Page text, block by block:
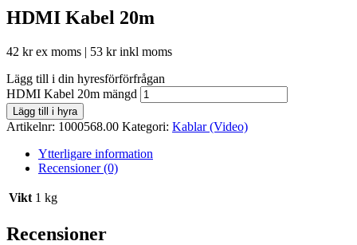
HDMI Kabel 20m
42 krex moms | 53 krinkl moms
Lägg till i din hyresförförfrågan
HDMI Kabel 20m mängd
Lägg till i hyra
Artikelnr: 1000568.00 Kategori: Kablar (Video)
Ytterligare information
Recensioner (0)
Vikt 1 kg
Recensioner